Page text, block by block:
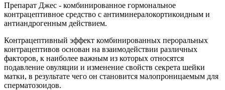
Препарат Джес - комбинированное гормональное
контрацептивное средство с антиминералокортикоидным и
антиандрогенным действием.
Контрацептивный эффект комбинированных пероральных
контрацептивов основан на взаимодействии различных
факторов, к наиболее важным из которых относятся
подавление овуляции и изменение свойств секрета шейки
матки, в результате чего он становится малопроницаемым для
сперматозоидов.